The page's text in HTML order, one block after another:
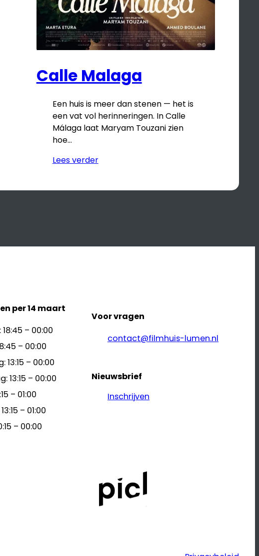
Calle Malaga
Een huis is meer dan stenen — het is
een vat vol herinneringen. In Calle
Málaga laat Maryam Touzani zien
hoe…
Lees verder
per 14 maart
– 00:00
– 00:00
13:15 – 00:00
13:15 – 00:00
– 01:00
– 01:00
– 00:00
Voor vragen
contact@filmhuis-lumen.nl
Nieuwsbrief
Inschrijven